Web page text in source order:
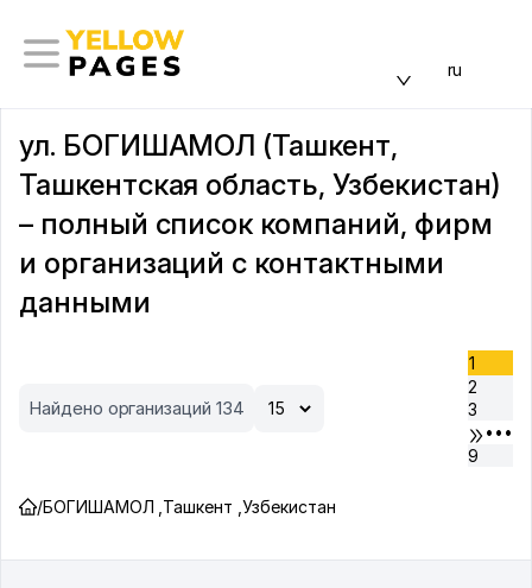
ru
ул. БОГИШАМОЛ (Ташкент,
Ташкентская область, Узбекистан)
– полный список компаний, фирм
и организаций с контактными
данными
Найдено организаций 134
1
2
3
•••
9
/БОГИШАМОЛ Ташкент Узбекистан